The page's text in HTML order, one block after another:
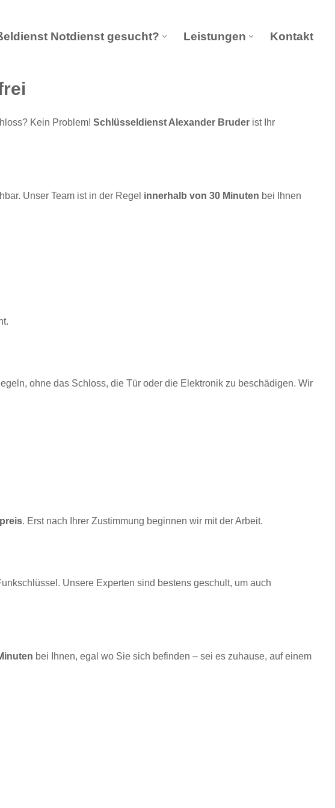
Notdienst gesucht? Leistungen Kontakt
Kein Problem! Schlüsseldienst Alexander Bruder ist Ihr
Unser Team ist in der Regel innerhalb von 30 Minuten bei Ihnen
ohne das Schloss, die Tür oder die Elektronik zu beschädigen. Wir
. Erst nach Ihrer Zustimmung beginnen wir mit der Arbeit.
Unsere Experten sind bestens geschult, um auch
bei Ihnen, egal wo Sie sich befinden – sei es zuhause, auf einem